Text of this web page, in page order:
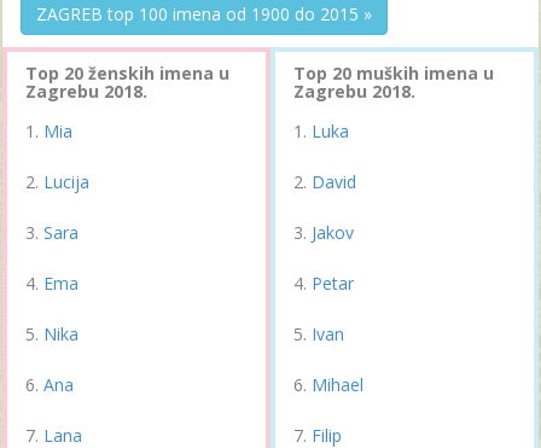
ZAGREB top 100 imena od 1900 do 2015 »
Top 20 ženskih imena u
Zagrebu 2018.
Mia
Lucija
Sara
Ema
Nika
Ana
Lana
Top 20 muških imena u
Zagrebu 2018.
Luka
David
Jakov
Petar
Ivan
Mihael
Filip